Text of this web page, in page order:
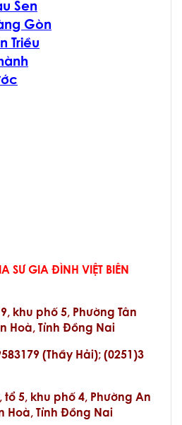
Sen
Gòn
Triều
SƯ GIA ĐÌNH VIỆT BIÊN
khu phố 5, Phường Tân
Hoà, Tỉnh Đồng Nai
(Thầy Hải); (0251)3
tổ 5, khu phố 4, Phường An
Hoà, Tỉnh Đồng Nai